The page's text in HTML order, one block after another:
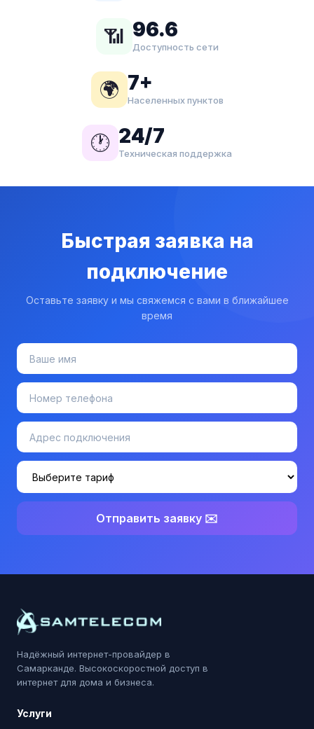
📶 96.6
Доступность сети
🌍 7+
Населенных пунктов
🕐 24/7
Техническая поддержка
Быстрая заявка на
подключение
Оставьте заявку и мы свяжемся с вами в ближайшее
время
Отправить заявку ✉️
Надёжный интернет-провайдер в
Самарканде. Высокоскоростной доступ в
интернет для дома и бизнеса.
Услуги